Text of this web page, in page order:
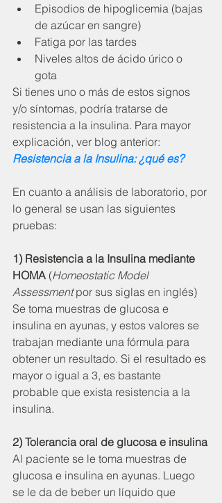
Episodios de hipoglicemia (bajas
de azúcar en sangre)
Fatiga por las tardes
Niveles altos de ácido úrico o
gota
Si tienes uno o más de estos signos
y/o síntomas, podría tratarse de
resistencia a la insulina. Para mayor
explicación, ver blog anterior:
Resistencia a la Insulina: ¿qué es?
En cuanto a análisis de laboratorio, por
lo general se usan las siguientes
pruebas:
1) Resistencia a la Insulina mediante
HOMA (Homeostatic Model
Assessment por sus siglas en inglés)
Se toma muestras de glucosa e
insulina en ayunas, y estos valores se
trabajan mediante una fórmula para
obtener un resultado. Si el resultado es
mayor o igual a 3, es bastante
probable que exista resistencia a la
insulina.
2) Tolerancia oral de glucosa e insulina
Al paciente se le toma muestras de
glucosa e insulina en ayunas. Luego
se le da de beber un líquido que